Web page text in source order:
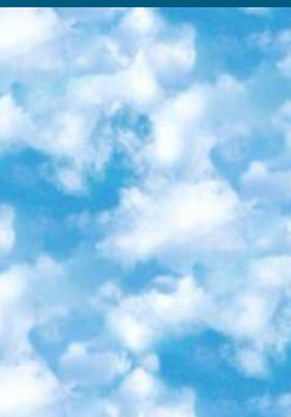
признанный сертификат эквивалентного уровня студенты, изучающие определенный предмет, освобождаются от экзамена; по соответствующим предметам запланирована итоговая государственная аттестация за день до дня, путем жеребьевки Рабочей группой (в письменной форме по предметам, проводимым в форме) из числа сформированных вариантов выбрано 2 варианта; 2 выбранных варианта экзамена анонсированы на официальном сайте министерства и все выпускники по всей стране на основе этих вариантов проводит итоговую государственную аттестацию. 6. Государственное образование учащихся средних общеобразовательных учреждений. знания в соответствии с квалификационными требованиями, которые необходимо приобрести на основании стандартов итоговый (выпускной) контроль для 9 и 11 классов в целях тестирования Экзамены (далее – экзамены) состоят из предметов, перечисленных в приложении 1. будет сделано. 7. Экзамены пройдут с 26 мая по 15 июня 2024 г. (кроме науки физического воспитания). 8. Физическая для учащихся 9 классов общесредних образовательных учреждений. Экзамены по предмету «Образование, квалификация медицина» 1-6 мая 2024 года. сотрудники перевести под присмотр (с отклонениями в физическом или умственном развитии) специализированная школа для детей, школы-интернаты и со сколиозом школы-интернаты санаторного типа для больных детей исключены). 9. Он был слепым, слабовидящим и имел нарушения опорно-двигательного аппарата. экзамены в специализированных школах и интернатах для детей должны проводиться исходя из требований, предъявляемых к общеобразовательным учреждениям (физкультура кроме науки). 10. Специализированная школа для глухих и слабослышащих детей. и экзамены в интернатах и быть реализован в виде письменного теста по математике. 11. Специальность для умственно отсталых детей. Для 9 класса Родной язык и литературное письмо Государственный язык (язык обучения – узбекский). для неклассов) написано Математическое письмо Письменная/устная история Узбекистана Физическое воспитание практично Итоговый контроль Для 11 класса Написание родного языка и литературы (эссе) Математическое письмо Узбекский язык (обучение на узбекском языке) не посещающее общее среднее образование для учреждений)/Образовательное учреждение выбор письменный и устный Иностранный язык письменный/устный